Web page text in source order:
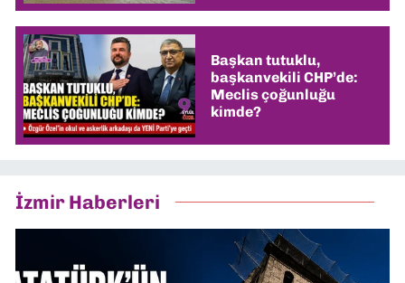
Başkan tutuklu,
başkanvekili CHP’de:
Meclis çoğunluğu
kimde?
İzmir Haberleri